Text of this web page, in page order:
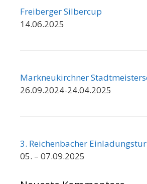
Freiberger Silbercup
14.06.2025
Markneukirchner
26.09.2024-24.04.2025
3. Reichenbacher
05. – 07.09.2025